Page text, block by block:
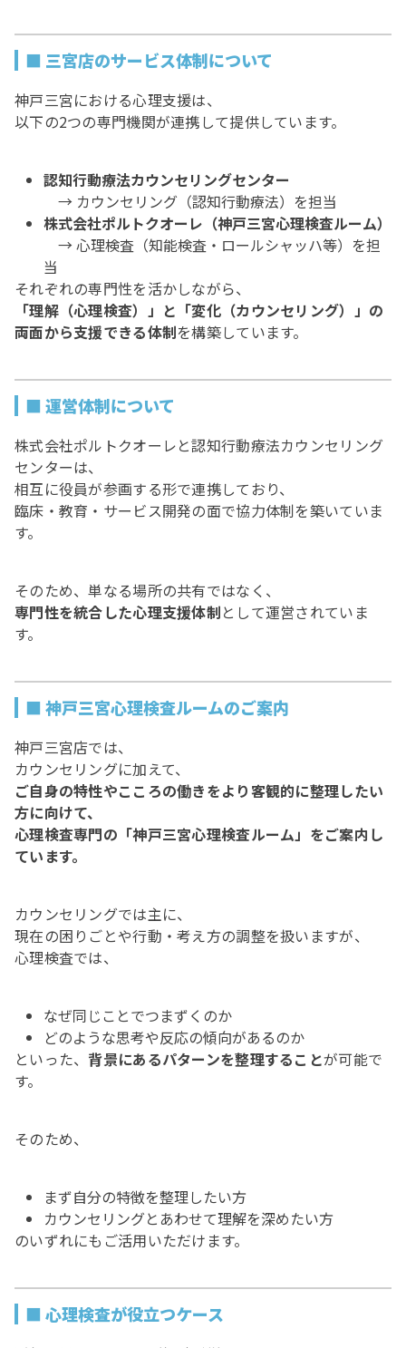
■ 三宮店のサービス体制について
神戸三宮における心理支援は、
以下の2つの専門機関が連携して提供しています。
認知行動療法カウンセリングセンター
→ カウンセリング（認知行動療法）を担当
株式会社ポルトクオーレ（神戸三宮心理検査ルーム）
→ 心理検査（知能検査・ロールシャッハ等）を担
当
それぞれの専門性を活かしながら、
「理解（心理検査）」と「変化（カウンセリング）」の
両面から支援できる体制を構築しています。
■ 運営体制について
株式会社ポルトクオーレと認知行動療法カウンセリング
センターは、
相互に役員が参画する形で連携しており、
臨床・教育・サービス開発の面で協力体制を築いていま
す。
そのため、単なる場所の共有ではなく、
専門性を統合した心理支援体制として運営されていま
す。
■ 神戸三宮心理検査ルームのご案内
神戸三宮店では、
カウンセリングに加えて、
ご自身の特性やこころの働きをより客観的に整理したい
方に向けて、
心理検査専門の「神戸三宮心理検査ルーム」をご案内し
ています。
カウンセリングでは主に、
現在の困りごとや行動・考え方の調整を扱いますが、
心理検査では、
なぜ同じことでつまずくのか
どのような思考や反応の傾向があるのか
といった、 背景にあるパターンを整理することが可能で
す。
そのため、
まず自分の特徴を整理したい方
カウンセリングとあわせて理解を深めたい方
のいずれにもご活用いただけます。
■ 心理検査が役立つケース